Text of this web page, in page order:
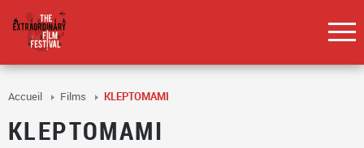
Accueil Films KLEPTOMAMI
KLEPTOMAMI